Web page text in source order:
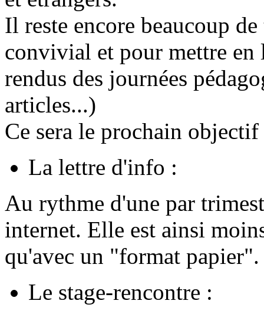
Il reste encore beaucoup
convivial et pour mettre en
rendus des journées
articles...)
Ce sera le prochain
La lettre d'info :
Au rythme d'une par
internet. Elle est ainsi
qu'avec un "format papier".
Le stage-rencontre :